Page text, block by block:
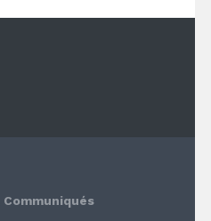
Communiqués